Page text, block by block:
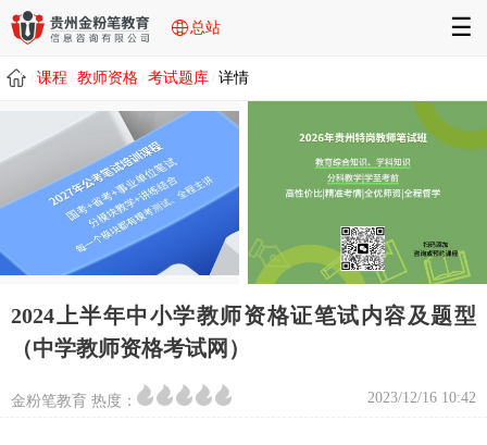
总站 ☰
课程 教师资格 考试题库 详情
2024上半年中小学教师资格证笔试内容及题型
（中学教师资格考试网）
金粉笔教育 热度： 2023/12/16 10:42